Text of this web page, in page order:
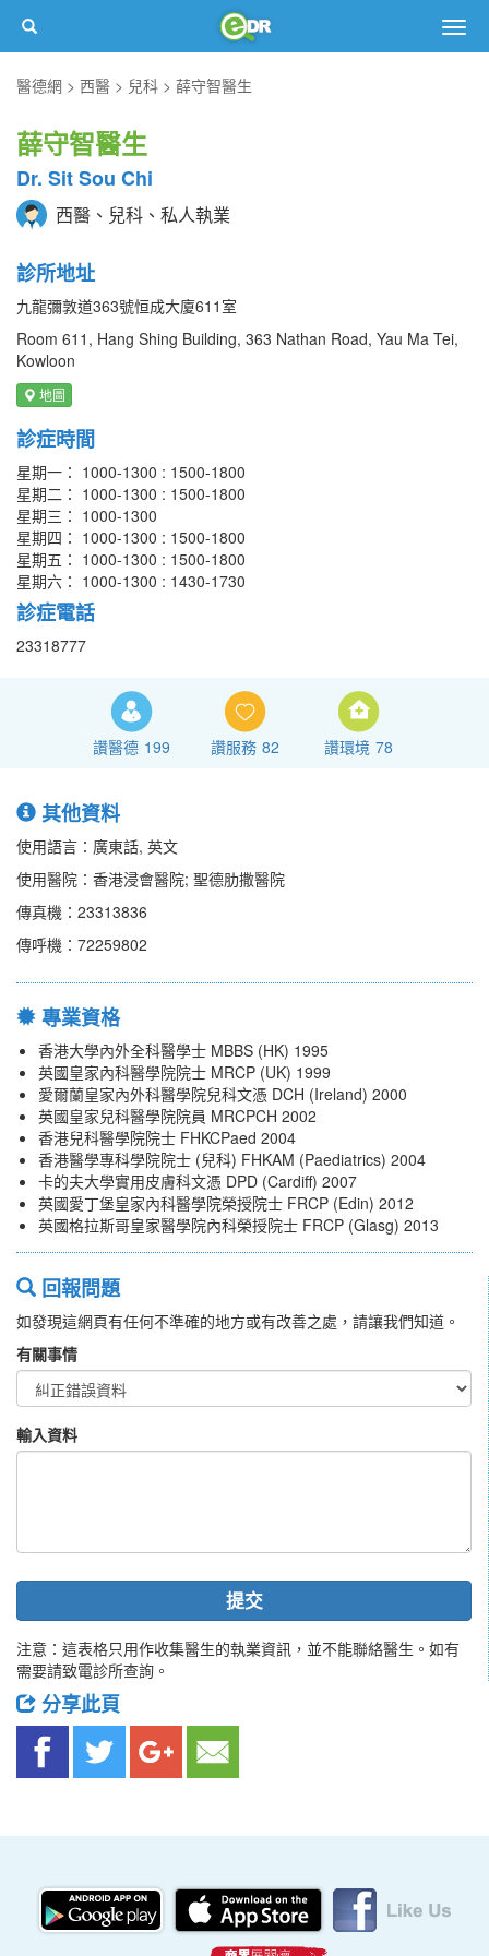
醫德網
西醫 兒科 薛守智醫生
薛守智醫生
Dr. Sit Sou Chi
西醫、兒科、私人執業
診所地址
九龍彌敦道363號恒成大廈611室
Room 611, Hang Shing Building, 363 Nathan Road, Yau Ma Tei,
Kowloon
地圖
診症時間
星期一： 1000-1300 : 1500-1800
星期二： 1000-1300 : 1500-1800
星期三： 1000-1300
星期四： 1000-1300 : 1500-1800
星期五： 1000-1300 : 1500-1800
星期六： 1000-1300 : 1430-1730
診症電話
23318777
讚醫德 199 讚服務 82 讚環境 78
其他資料
使用語言：廣東話, 英文
使用醫院：香港浸會醫院; 聖德肋撒醫院
傳真機：23313836
傳呼機：72259802
專業資格
香港大學內外全科醫學士 MBBS (HK) 1995
英國皇家內科醫學院院士 MRCP (UK) 1999
愛爾蘭皇家內外科醫學院兒科文憑 DCH (Ireland) 2000
英國皇家兒科醫學院院員 MRCPCH 2002
香港兒科醫學院院士 FHKCPaed 2004
香港醫學專科學院院士 (兒科) FHKAM (Paediatrics) 2004
卡的夫大學實用皮膚科文憑 DPD (Cardiff) 2007
英國愛丁堡皇家內科醫學院榮授院士 FRCP (Edin) 2012
英國格拉斯哥皇家醫學院內科榮授院士 FRCP (Glasg) 2013
回報問題
如發現這網頁有任何不準確的地方或有改善之處，請讓我們知道。
有關事情
輸入資料
提交
注意：這表格只用作收集醫生的執業資訊，並不能聯絡醫生。如有
需要請致電診所查詢。
分享此頁